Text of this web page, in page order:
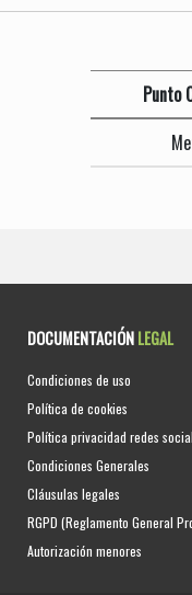
Punto
DOCUMENTACIÓNLEGAL
Condiciones de uso
Política de cookies
Política privacidad redes
Condiciones Generales
Cláusulas legales
RGPD (Reglamento General
Autorización menores